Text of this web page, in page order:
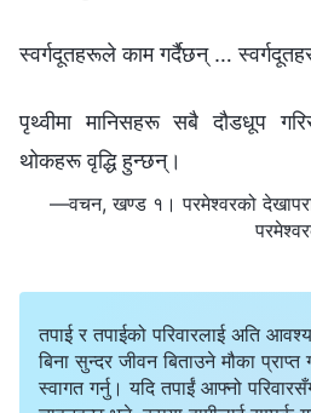
स्वर्गदूतहरूले काम गर्दैछन् …
पृथ्वीमा मानिसहरू सबै दौडधूप
थोकहरू वृद्धि हुन्छन्।
—वचन, खण्ड १। परमेश्‍वरको
तपाई र तपाईको परिवारलाई अति
बिना सुन्दर जीवन बिताउने मौका
स्वागत गर्नु। यदि तपाईं आफ्नो